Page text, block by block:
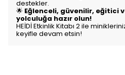
destekler.
🌟 Eğlenceli, güvenilir, eğitici
yolculuğa hazır olun!
HEİDİ Etkinlik Kitabı 2 ile
keyifle devam etsin!